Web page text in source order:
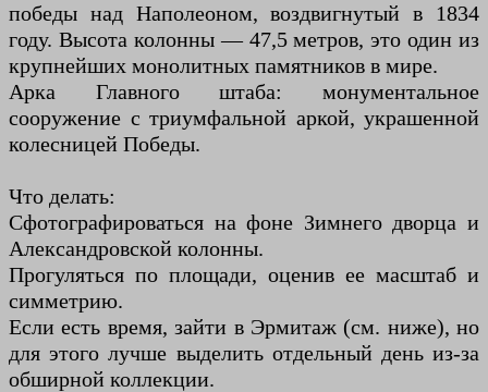
победы над Наполеоном, воздвигнутый в 1834
году. Высота колонны — 47,5 метров, это один из
крупнейших монолитных памятников в мире.
Арка Главного штаба: монументальное
сооружение с триумфальной аркой, украшенной
колесницей Победы.
Что делать:
Сфотографироваться на фоне Зимнего дворца и
Александровской колонны.
Прогуляться по площади, оценив ее масштаб и
симметрию.
Если есть время, зайти в Эрмитаж (см. ниже), но
для этого лучше выделить отдельный день из-за
обширной коллекции.